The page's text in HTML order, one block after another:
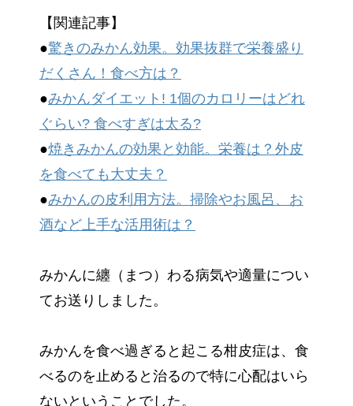
【関連記事】
●驚きのみかん効果。効果抜群で栄養盛り
だくさん！食べ方は？
●みかんダイエット! 1個のカロリーはどれ
ぐらい? 食べすぎは太る?
●焼きみかんの効果と効能。栄養は？外皮
を食べても大丈夫？
●みかんの皮利用方法。掃除やお風呂、お
酒など上手な活用術は？
みかんに纏（まつ）わる病気や適量につい
てお送りしました。
みかんを食べ過ぎると起こる柑皮症は、食
べるのを止めると治るので特に心配はいら
ないということでした。